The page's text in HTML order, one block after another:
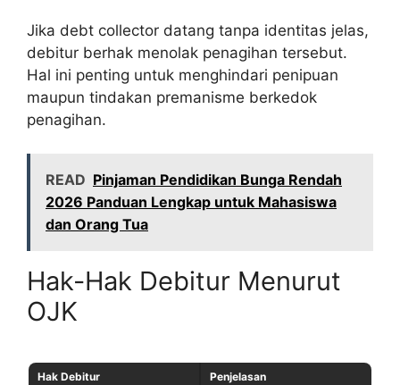
Jika debt collector datang tanpa identitas jelas,
debitur berhak menolak penagihan tersebut.
Hal ini penting untuk menghindari penipuan
maupun tindakan premanisme berkedok
penagihan.
READ Pinjaman Pendidikan Bunga Rendah
2026 Panduan Lengkap untuk Mahasiswa
dan Orang Tua
Hak-Hak Debitur Menurut
OJK
Hak Debitur Penjelasan